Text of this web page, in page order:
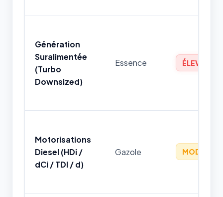
Génération
Suralimentée
(Turbo
Downsized)
Essence ÉLEVÉ
Motorisations
Diesel (HDi /
dCi / TDI / d)
Gazole MODÉRÉ